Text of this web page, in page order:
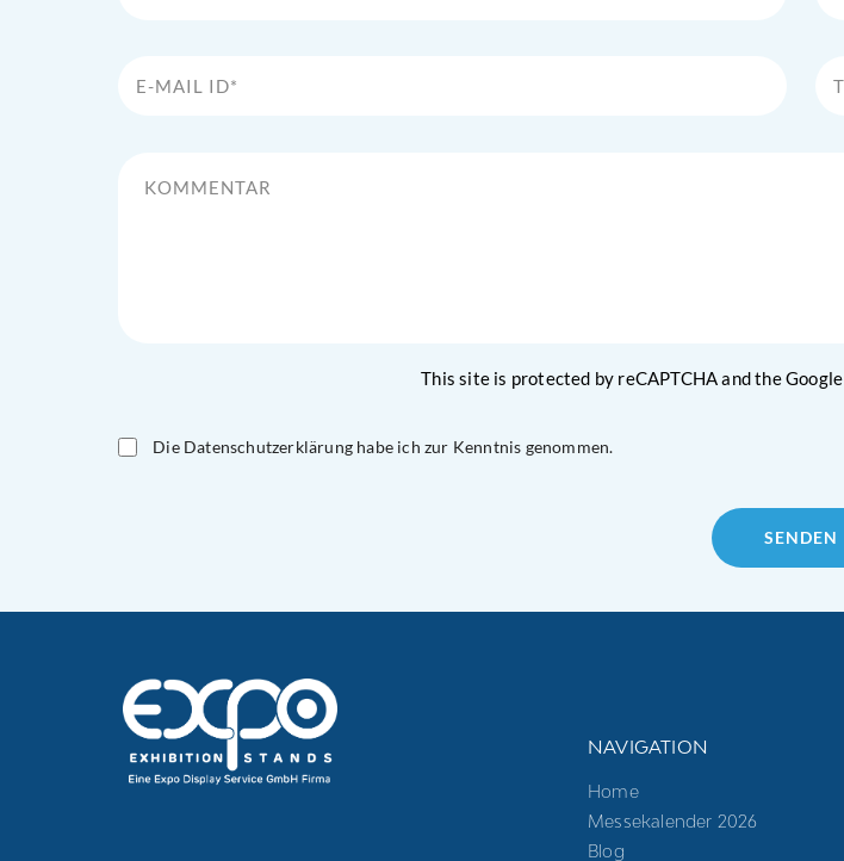
This site is protected by reCAPTCHA and the Google
Die Datenschutzerklärung habe ich zur Kenntnis genommen.
NAVIGATION
Home
Messekalender 2026
Blog